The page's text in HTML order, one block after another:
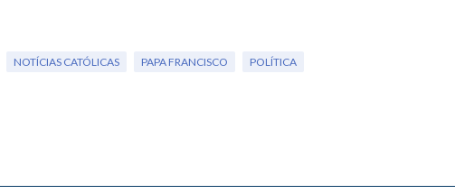
NOTÍCIAS CATÓLICAS PAPA FRANCISCO POLÍTICA